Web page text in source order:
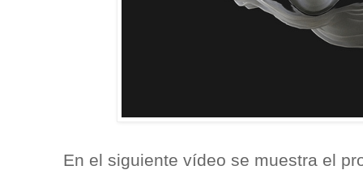
En el siguiente vídeo se muestra el